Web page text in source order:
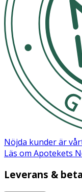
Nöjda kunder är
Läs om Apotekets
Leverans &